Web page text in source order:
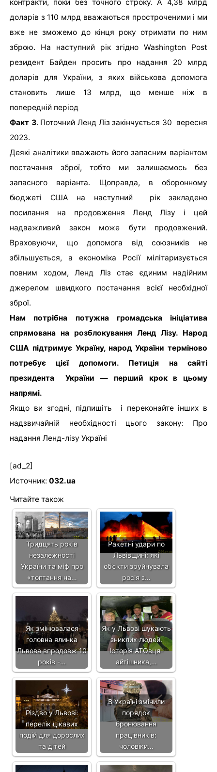
контракти, поки без точного строку. А 4,38 млрд
доларів з 110 млрд вважаються простроченими і ми
вже не зможемо до кінця року отримати по ним
зброю. На наступний рік згідно Washington Post
резидент Байден просить про надання 20 млрд
доларів для України, з яких військова допомога
становить лише 13 млрд, що менше ніж в
попередній період
Факт 3. Поточний Ленд Ліз закінчується 30 вересня
2023.
Деякі аналітики вважають його запасним варіантом
постачання зброї, тобто ми залишаємось без
запасного варіанта. Щоправда, в оборонному
бюджеті США на наступний рік закладено
посилання на продовження Ленд Лізу і цей
надважливий закон може бути продовжений.
Враховуючи, що допомога від союзників не
збільшується, а економіка Росії мілітаризується
повним ходом, Ленд Ліз стає єдиним надійним
джерелом швидкого постачання всієї необхідної
зброї.
Нам потрібна потужна громадська ініціатива
спрямована на розблокування Ленд Лізу. Народ
США підтримує Україну, народ України терміново
потребує цієї допомоги. Петиція на сайті
президента України — перший крок в цьому
напрямі.
Якщо ви згодні, підпишіть і переконайте інших в
надзвичайній необхідності цього закону: Про
надання Ленд-лізу Україні
[ad_2]
Источник: 032.ua
Читайте також
Тридцять років
незалежності
України та міф про
«топтання на…
Ракетні удари по
Львівщині: які
об’єкти зруйнувала
росія з…
Як змінювалася
головна ялинка
Львова впродовж 10
років -…
Як у Львові шукають
зниклих людей.
Історія АТОвця-
айтішника,…
Різдво у Львові:
перелік цікавих
подій для дорослих
та дітей
В Україні змінили
порядок
бронювання
працівників:
чоловіки…